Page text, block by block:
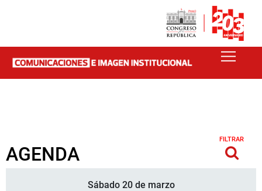
AGENDA
FILTRAR
Sábado 20 de marzo